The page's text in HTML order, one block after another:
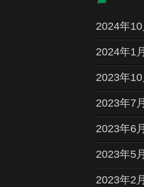
2024年10
2024年1月
2023年10
2023年7月
2023年6月
2023年5月
2023年2月